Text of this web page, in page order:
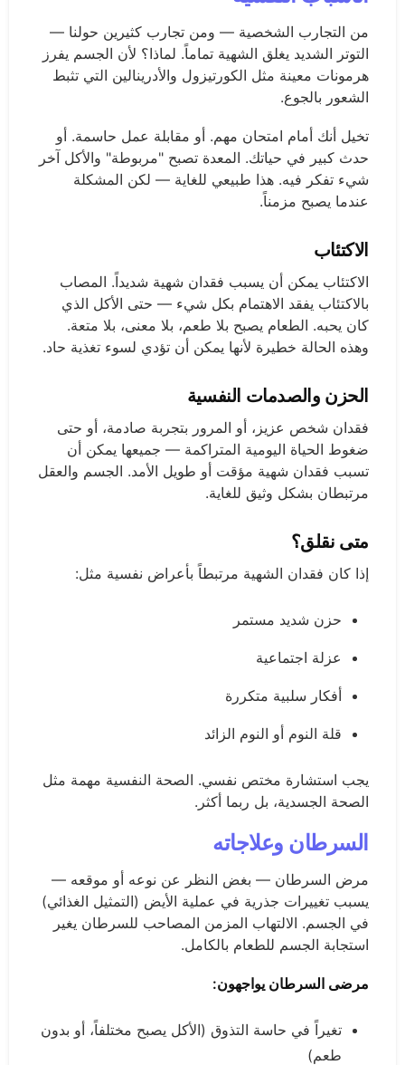
من التجارب الشخصية — ومن تجارب كثيرين حولنا —
التوتر الشديد يغلق الشهية تماماً. لماذا؟ لأن الجسم يفرز
هرمونات معينة مثل الكورتيزول والأدرينالين التي تثبط
الشعور بالجوع.
تخيل أنك أمام امتحان مهم. أو مقابلة عمل حاسمة. أو
حدث كبير في حياتك. المعدة تصبح "مربوطة" والأكل آخر
شيء تفكر فيه. هذا طبيعي للغاية — لكن المشكلة
عندما يصبح مزمناً.
الاكتئاب
الاكتئاب يمكن أن يسبب فقدان شهية شديداً. المصاب
بالاكتئاب يفقد الاهتمام بكل شيء — حتى الأكل الذي
كان يحبه. الطعام يصبح بلا طعم، بلا معنى، بلا متعة.
وهذه الحالة خطيرة لأنها يمكن أن تؤدي لسوء تغذية حاد.
الحزن والصدمات النفسية
فقدان شخص عزيز، أو المرور بتجربة صادمة، أو حتى
ضغوط الحياة اليومية المتراكمة — جميعها يمكن أن
تسبب فقدان شهية مؤقت أو طويل الأمد. الجسم والعقل
مرتبطان بشكل وثيق للغاية.
متى نقلق؟
إذا كان فقدان الشهية مرتبطاً بأعراض نفسية مثل:
حزن شديد مستمر
عزلة اجتماعية
أفكار سلبية متكررة
قلة النوم أو النوم الزائد
يجب استشارة مختص نفسي. الصحة النفسية مهمة مثل
الصحة الجسدية، بل ربما أكثر.
السرطان وعلاجاته
مرض السرطان — بغض النظر عن نوعه أو موقعه —
يسبب تغييرات جذرية في عملية الأيض (التمثيل الغذائي)
في الجسم. الالتهاب المزمن المصاحب للسرطان يغير
استجابة الجسم للطعام بالكامل.
مرضى السرطان يواجهون:
تغيراً في حاسة التذوق (الأكل يصبح مختلفاً، أو بدون
طعم)